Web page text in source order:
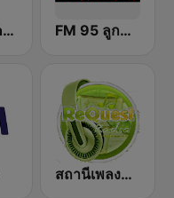
COOL Fahrenheit 93 FM FM 95 ลูกทุ่งมหานคร อสมท
สถานีเพลงลูกทุ่ง Request Radio Country Music